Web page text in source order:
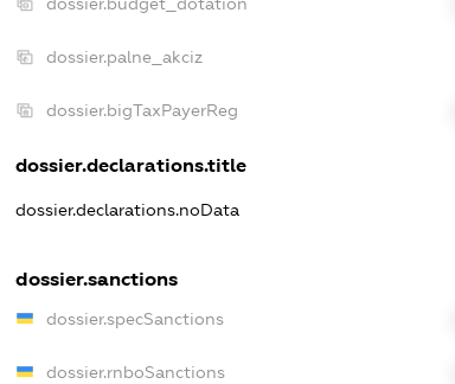
dossier.palne_akciz
dossier.bigTaxPayerReg
dossier.declarations.title
dossier.declarations.noData
dossier.sanctions
dossier.specSanctions
dossier.rnboSanctions